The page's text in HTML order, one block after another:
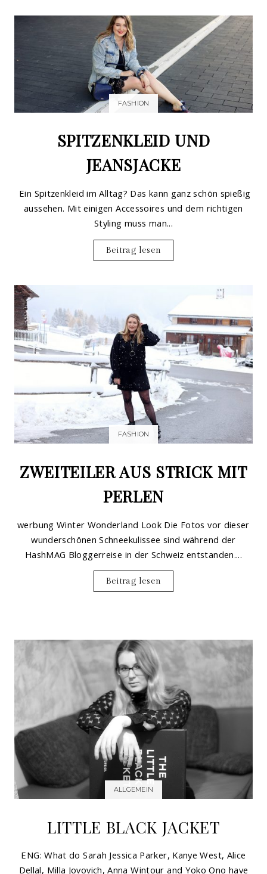
FASHION
SPITZENKLEID UND
JEANSJACKE
Ein Spitzenkleid im Alltag? Das kann ganz schön spießig
aussehen. Mit einigen Accessoires und dem richtigen
Styling muss man...
Beitrag lesen
FASHION
ZWEITEILER AUS STRICK MIT
PERLEN
werbung Winter Wonderland Look Die Fotos vor dieser
wunderschönen Schneekulissee sind während der
HashMAG Bloggerreise in der Schweiz entstanden....
Beitrag lesen
ALLGEMEIN
LITTLE BLACK JACKET
ENG: What do Sarah Jessica Parker, Kanye West, Alice
Dellal, Milla Jovovich, Anna Wintour and Yoko Ono have